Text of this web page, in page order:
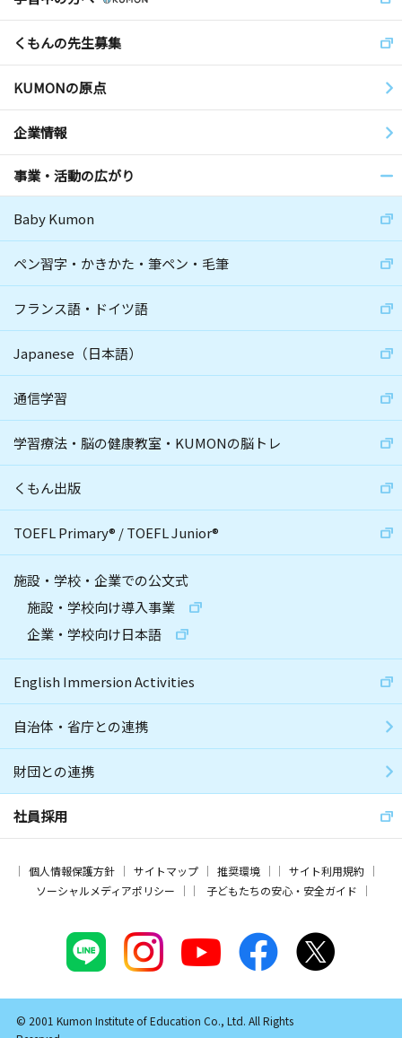
くもんの先生募集
KUMONの原点
企業情報
事業・活動の広がり
Baby Kumon
ペン習字・かきかた・筆ペン・毛筆
フランス語・ドイツ語
Japanese（日本語）
通信学習
学習療法・脳の健康教室・KUMONの脳トレ
くもん出版
TOEFL Primary® /TOEFL Junior®
施設・学校・企業での公文式
施設・学校向け導入事業
企業・学校向け日本語
English Immersion Activities
自治体・省庁との連携
財団との連携
社員採用
個人情報保護方針 サイトマップ 推奨環境
サイト利用規約
ソーシャルメディアポリシー
子どもたちの安心・安全ガイド
© 2001 Kumon Institute of Education Co., Ltd. All Rights